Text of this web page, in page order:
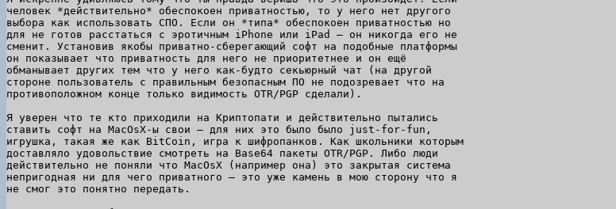
человек *действительно* обеспокоен приватностью, то у него нет другого
выбора как использовать СПО. Если он *типа* обеспокоен приватностью но
для не готов расстаться с эротичным iPhone или iPad — он никогда его не
сменит. Установив якобы приватно-сберегающий софт на подобные платформы
он показывает что приватность для него не приоритетнее и он ещё
обманывает других тем что у него как-будто секьюрный чат (на другой
стороне пользователь с правильным безопасным ПО не подозревает что на
противоположном конце только видимость OTR/PGP сделали).
Я уверен что те кто приходили на Криптопати и действительно пытались
ставить софт на MacOsX-ы свои — для них это было было just-for-fun,
игрушка, такая же как BitCoin, игра к шифропанков. Как школьники которым
доставляло удовольствие смотреть на Base64 пакеты OTR/PGP. Либо люди
действительно не поняли что MacOsX (например она) это закрытая система
непригодная ни для чего приватного — это уже камень в мою сторону что я
не смог это понятно передать.